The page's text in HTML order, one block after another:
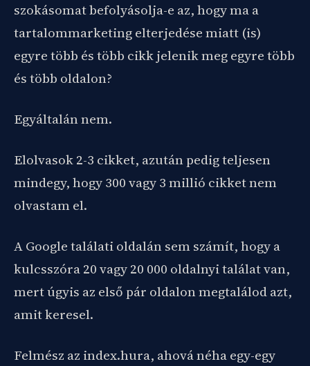
szokásomat befolyásolja-e az, hogy ma a
tartalommarketing elterjedése miatt (is)
egyre több és több cikk jelenik meg egyre több
és több oldalon?
Egyáltalán nem.
Elolvasok 2-3 cikket, azután pedig teljesen
mindegy, hogy 300 vagy 3 millió cikket nem
olvastam el.
A Google találati oldalán sem számít, hogy a
kulcsszóra 20 vagy 20 000 oldalnyi találat van,
mert úgyis az első pár oldalon megtalálod azt,
amit keresel.
Felmész az index.hura, ahová néha egy-egy